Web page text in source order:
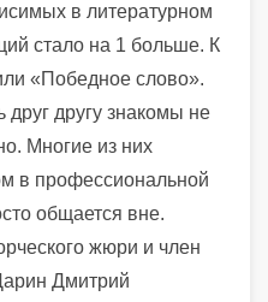
в литературном
стало на 1 больше. К
«Победное слово».
другу знакомы не
Многие из них
в профессиональной
общается вне.
жюри и член
Дмитрий